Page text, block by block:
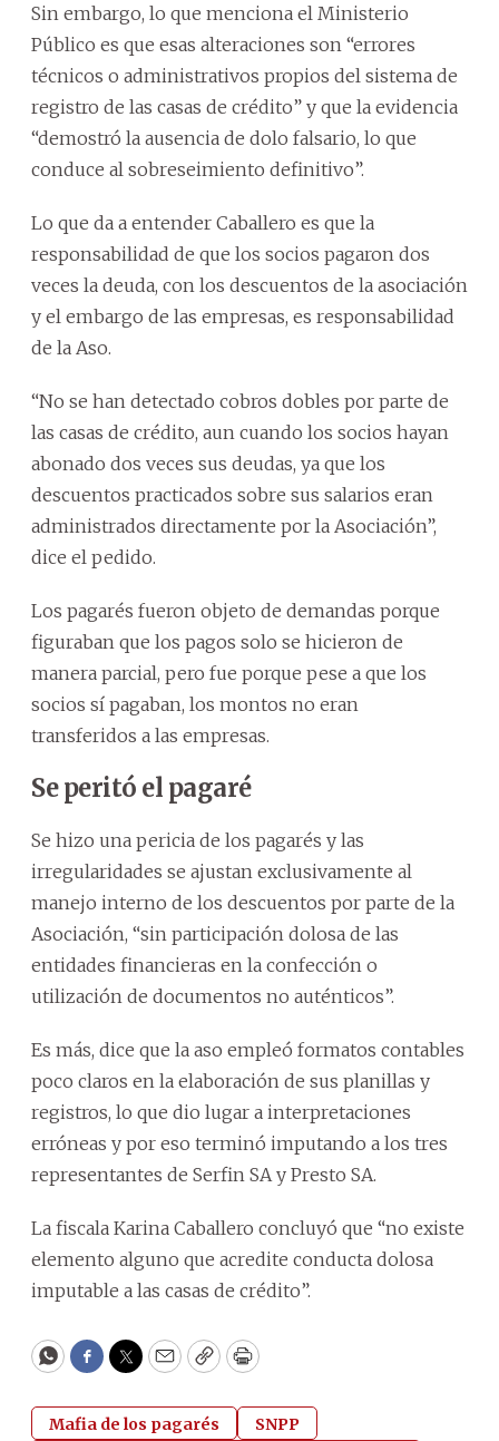
Sin embargo, lo que menciona el Ministerio
Público es que esas alteraciones son “errores
técnicos о administrativos propios del sistema de
registro de las casas de crédito” y que la evidencia
“demostró la ausencia de dolo falsario, lo que
conduce al sobreseimiento definitivo”.
Lo que da a entender Caballero es que la
responsabilidad de que los socios pagaron dos
veces la deuda, con los descuentos de la asociación
y el embargo de las empresas, es responsabilidad
de la Aso.
“No se han detectado cobros dobles por parte de
las casas de crédito, aun cuando los socios hayan
abonado dos veces sus deudas, ya que los
descuentos practicados sobre sus salarios eran
administrados directamente por la Asociación”,
dice el pedido.
Los pagarés fueron objeto de demandas porque
figuraban que los pagos solo se hicieron de
manera parcial, pero fue porque pese a que los
socios sí pagaban, los montos no eran
transferidos a las empresas.
Se peritó el pagaré
Se hizo una pericia de los pagarés y las
irregularidades se ajustan exclusivamente al
manejo interno de los descuentos por parte de la
Asociación, “sin participación dolosa de las
entidades financieras en la confección o
utilización de documentos no auténticos”.
Es más, dice que la aso empleó formatos contables
poco claros en la elaboración de sus planillas y
registros, lo que dio lugar a interpretaciones
erróneas y por eso terminó imputando a los tres
representantes de Serfin SA y Presto SA.
La fiscala Karina Caballero concluyó que “no existe
elemento alguno que acredite conducta dolosa
imputable a las casas de crédito”.
WhatsApp
Facebook
Twitter
EmailCopyPrint
Mafia de los pagarés
SNPP